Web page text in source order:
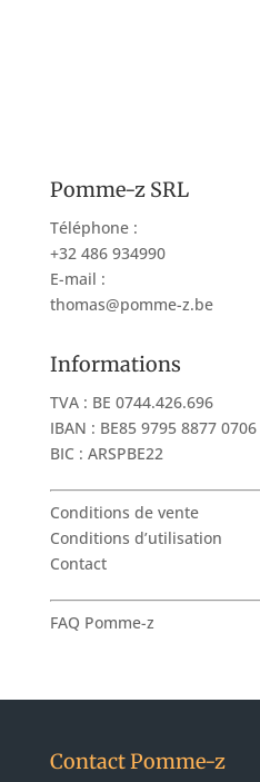
Pomme-z SRL
Téléphone :
+32 486 934990
E-mail :
thomas@pomme-z.be
Informations
TVA : BE 0744.426.696
IBAN : BE85 9795 8877 0706
BIC : ARSPBE22
Conditions de vente
Conditions d’utilisation
Contact
FAQ Pomme-z
Contact Pomme-z